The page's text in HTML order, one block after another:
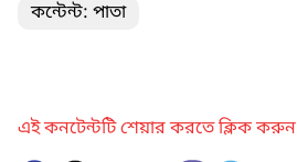
কন্টেন্ট: পাতা
এই কনটেন্টটি শেয়ার করতে ক্লিক করুন